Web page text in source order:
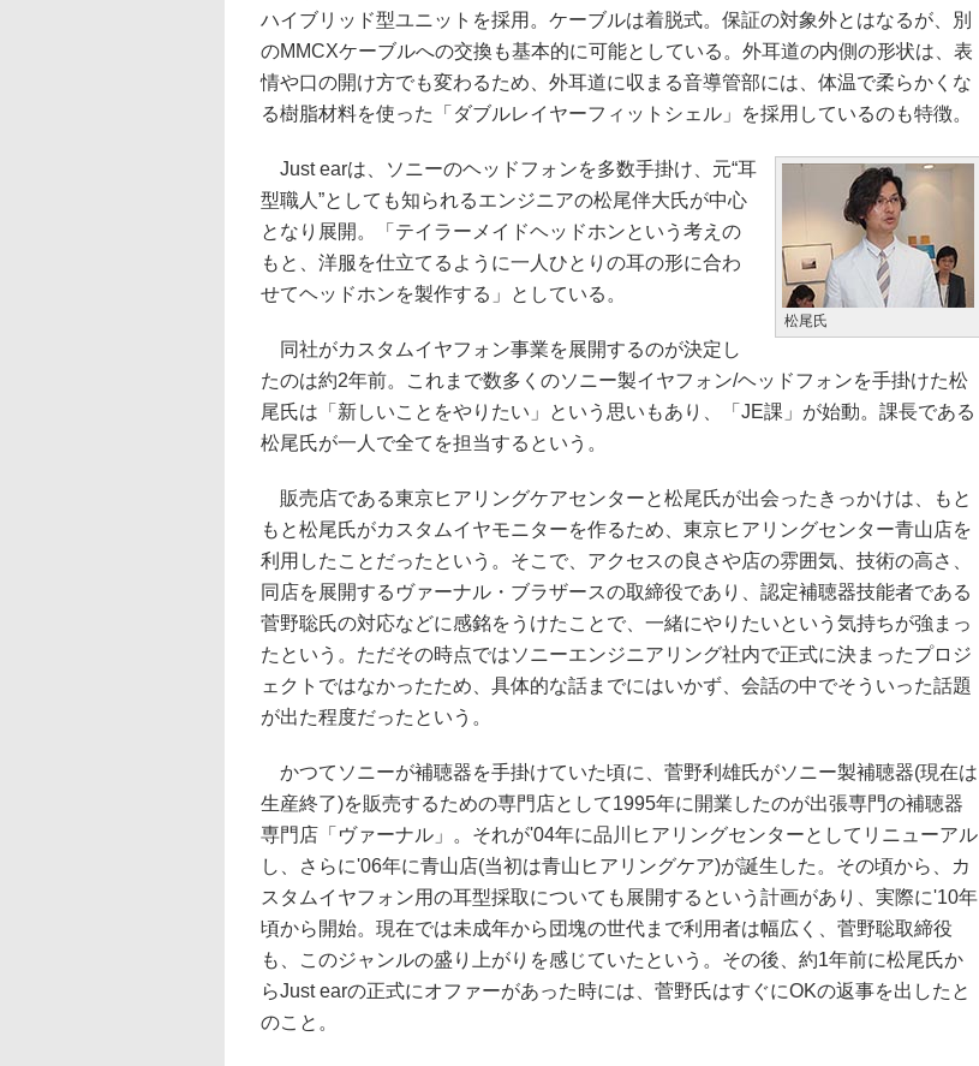
ハイブリッド型ユニットを採用。ケーブルは着脱式。保証の対象外とはなるが、別
のMMCXケーブルへの交換も基本的に可能としている。外耳道の内側の形状は、表
情や口の開け方でも変わるため、外耳道に収まる音導管部には、体温で柔らかくな
る樹脂材料を使った「ダブルレイヤーフィットシェル」を採用しているのも特徴。
松尾氏
Just earは、ソニーのヘッドフォンを多数手掛け、元“耳
型職人”としても知られるエンジニアの松尾伴大氏が中心
となり展開。「テイラーメイドヘッドホンという考えの
もと、洋服を仕立てるように一人ひとりの耳の形に合わ
せてヘッドホンを製作する」としている。
同社がカスタムイヤフォン事業を展開するのが決定し
たのは約2年前。これまで数多くのソニー製イヤフォン/ヘッドフォンを手掛けた松
尾氏は「新しいことをやりたい」という思いもあり、「JE課」が始動。課長である
松尾氏が一人で全てを担当するという。
販売店である東京ヒアリングケアセンターと松尾氏が出会ったきっかけは、もと
もと松尾氏がカスタムイヤモニターを作るため、東京ヒアリングセンター青山店を
利用したことだったという。そこで、アクセスの良さや店の雰囲気、技術の高さ、
同店を展開するヴァーナル・ブラザースの取締役であり、認定補聴器技能者である
菅野聡氏の対応などに感銘をうけたことで、一緒にやりたいという気持ちが強まっ
たという。ただその時点ではソニーエンジニアリング社内で正式に決まったプロジ
ェクトではなかったため、具体的な話までにはいかず、会話の中でそういった話題
が出た程度だったという。
かつてソニーが補聴器を手掛けていた頃に、菅野利雄氏がソニー製補聴器(現在は
生産終了)を販売するための専門店として1995年に開業したのが出張専門の補聴器
専門店「ヴァーナル」。それが'04年に品川ヒアリングセンターとしてリニューアル
し、さらに'06年に青山店(当初は青山ヒアリングケア)が誕生した。その頃から、カ
スタムイヤフォン用の耳型採取についても展開するという計画があり、実際に'10年
頃から開始。現在では未成年から団塊の世代まで利用者は幅広く、菅野聡取締役
も、このジャンルの盛り上がりを感じていたという。その後、約1年前に松尾氏か
らJust earの正式にオファーがあった時には、菅野氏はすぐにOKの返事を出したと
のこと。